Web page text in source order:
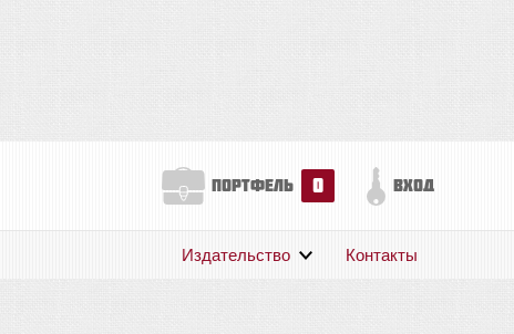
портфель 0 вход
Издательство Контакты